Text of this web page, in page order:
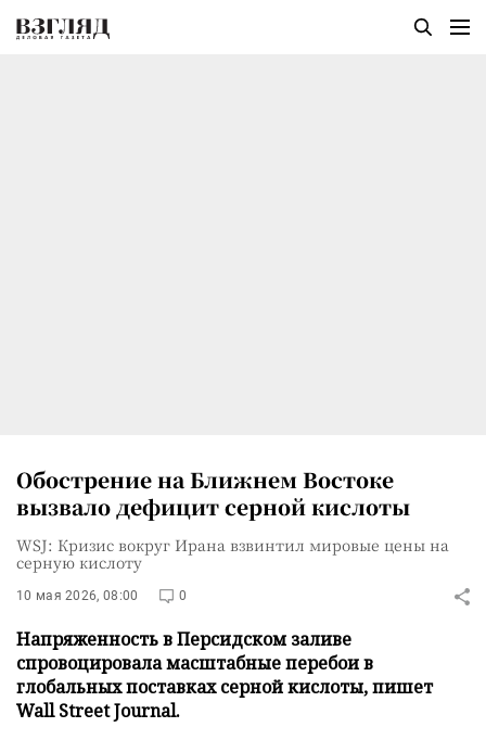
Обострение на Ближнем Востоке
вызвало дефицит серной кислоты
WSJ: Кризис вокруг Ирана взвинтил мировые цены на
серную кислоту
10 мая 2026, 08:00 0
Напряженность в Персидском заливе
спровоцировала масштабные перебои в
глобальных поставках серной кислоты, пишет
Wall Street Journal.